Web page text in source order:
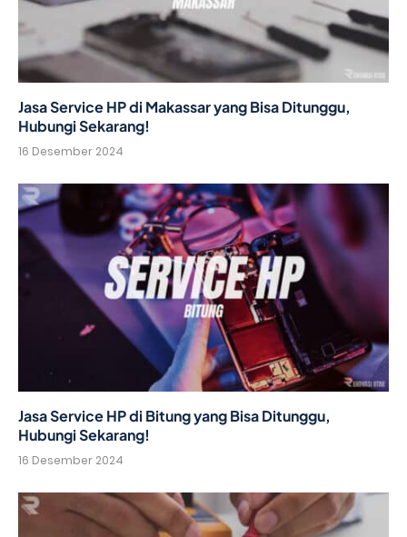
Jasa Service HP di Makassar yang Bisa Ditunggu,
Hubungi Sekarang!
16 Desember 2024
Jasa Service HP di Bitung yang Bisa Ditunggu,
Hubungi Sekarang!
16 Desember 2024